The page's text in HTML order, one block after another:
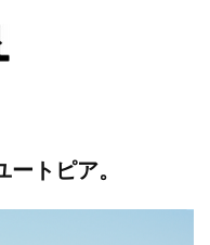
トピア。